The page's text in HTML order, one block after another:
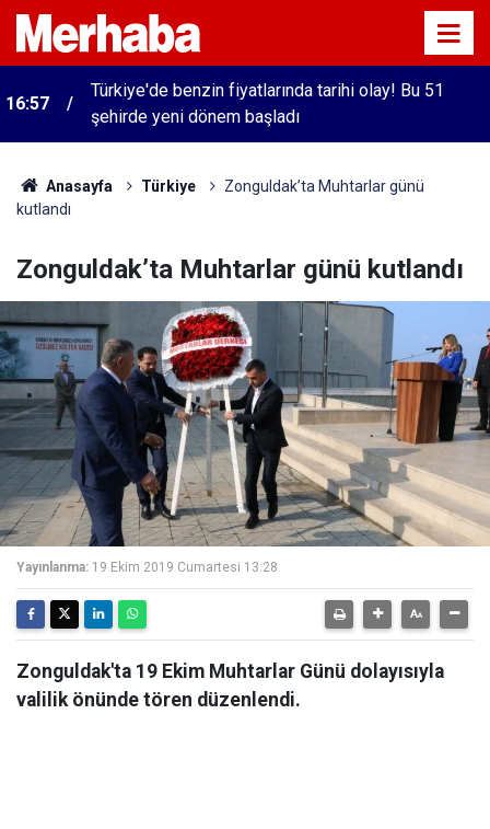
16:57
Türkiye'de benzin fiyatlarında tarihi olay! Bu 51
şehirde yeni dönem başladı
Anasayfa Türkiye
Zonguldak’ta Muhtarlar günü
kutlandı
Zonguldak’ta Muhtarlar günü kutlandı
Yayınlanma: 19 Ekim 2019 Cumartesi 13:28
Zonguldak'ta 19 Ekim Muhtarlar Günü dolayısıyla
valilik önünde tören düzenlendi.